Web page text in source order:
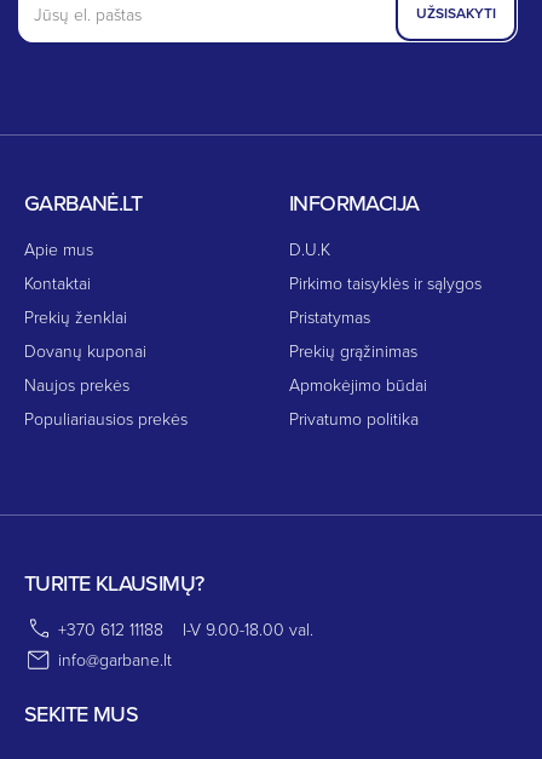
GARBANĖ.LT
Apie mus
Kontaktai
Prekių ženklai
Dovanų kuponai
Naujos prekės
Populiariausios prekės
INFORMACIJA
D.U.K
Pirkimo taisyklės ir sąlygos
Pristatymas
Prekių grąžinimas
Apmokėjimo būdai
Privatumo politika
TURITE KLAUSIMŲ?
+370 612 11188
I-V 9.00-18.00 val.
info@garbane.lt
SEKITE MUS
UŽSISAKYTI